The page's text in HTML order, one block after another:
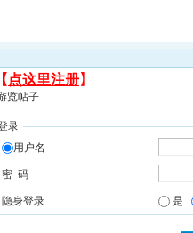
【 点这里注册】
览帖子
录
用户名
密 码
隐身登录 是